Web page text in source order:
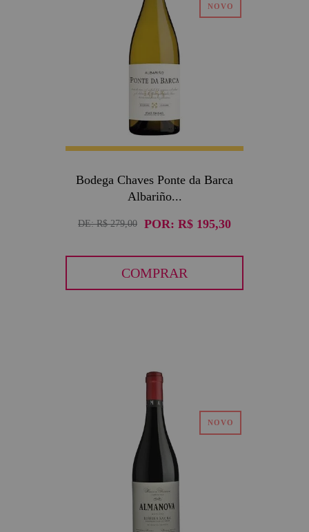
Bodega Chaves Ponte da Barca
Albariño...
DE:R$ 279,00 POR: R$ 195,30
COMPRAR